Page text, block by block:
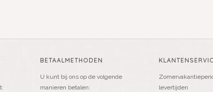
BETAALMETHODEN
U kunt bij ons op de volgende
manieren betalen:
levertijden